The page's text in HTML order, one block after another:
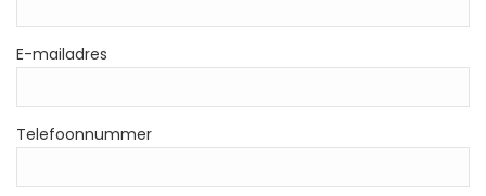
E-mailadres
Telefoonnummer